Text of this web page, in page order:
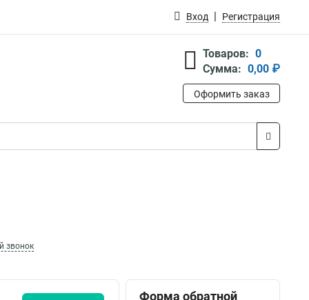
Вход Регистрация
Товаров: 0
Сумма: 0,00 ₽
Оформить заказ
звонок
Форма обратной